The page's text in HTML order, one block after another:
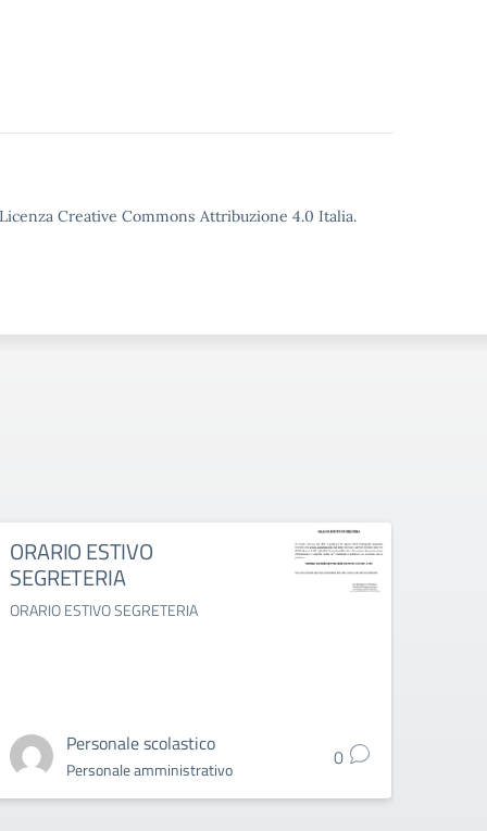
Creative Commons Attribuzione 4.0 Italia.
ORARIO ESTIVO
SEGRETERIA
ORARIO ESTIVO SEGRETERIA
Personale scolastico
Personale amministrativo 0